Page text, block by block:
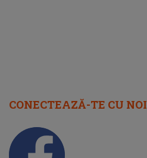
CONECTEAZĂ-TE CU NOI